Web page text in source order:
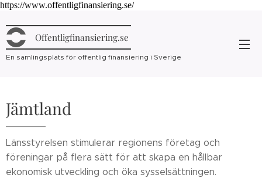
https://www.offentligfinansiering.se/
Offentligfinansiering.se
En samlingsplats för offentlig finansiering i Sverige
Jämtland
Länsstyrelsen stimulerar regionens företag och
föreningar på flera sätt för att skapa en hållbar
ekonomisk utveckling och öka sysselsättningen.